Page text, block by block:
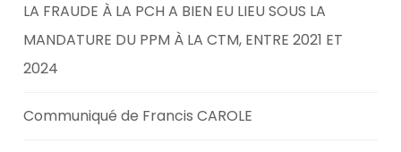
LA FRAUDE À LA PCH A BIEN EU LIEU SOUS LA
MANDATURE DU PPM À LA CTM, ENTRE 2021 ET
2024
Communiqué de Francis CAROLE